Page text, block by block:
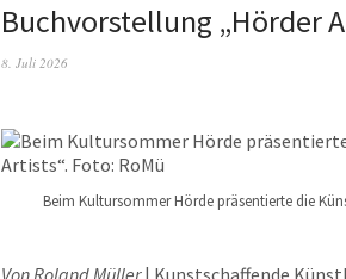
Buchvorstellung „Hörder
8. Juli 2026
Beim Kultursommer Hörde präsentierte die
Von Roland Müller| Kunstschaffende